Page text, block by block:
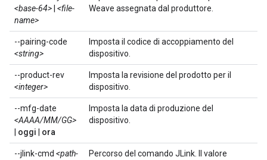
<base-64> <file-
name>
Weave assegnata dal produttore.
--pairing-code
<string>
Imposta il codice di accoppiamento del
dispositivo.
--product-rev
<integer>
Imposta la revisione del prodotto per il
dispositivo.
--mfg-date
<AAAA/MM/GG>
oggi ora
Imposta la data di produzione del
dispositivo.
--jlink-cmd <path-
Percorso del comando JLink. Il valore